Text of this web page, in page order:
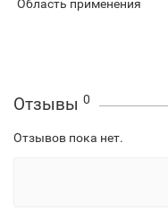
Область применения
Отзывы 0
Отзывов пока нет.